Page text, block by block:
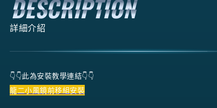
詳細介紹
👇👇此為安裝教學連結👇👇
龍二小風鏡前移組安裝